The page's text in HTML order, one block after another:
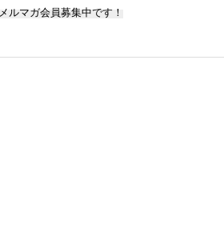
メルマガ会員募集中です！